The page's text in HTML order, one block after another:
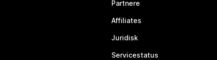
Partnere
Affiliates
Juridisk
Servicestatus